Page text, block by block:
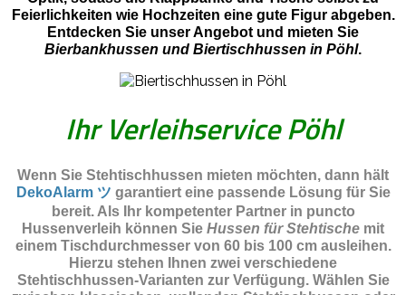
Feierlichkeiten wie Hochzeiten eine gute Figur abgeben.
Entdecken Sie unser Angebot und mieten Sie
Bierbankhussen und Biertischhussen in Pöhl.
Ihr Verleihservice Pöhl
Wenn Sie Stehtischhussen mieten möchten, dann hält
DekoAlarm ツ garantiert eine passende Lösung für Sie
bereit. Als Ihr kompetenter Partner in puncto
Hussenverleih können Sie Hussen für Stehtische mit
einem Tischdurchmesser von 60 bis 100 cm ausleihen.
Hierzu stehen Ihnen zwei verschiedene
Stehtischhussen-Varianten zur Verfügung. Wählen Sie